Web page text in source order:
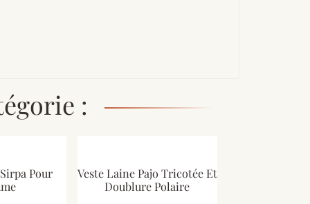
:
Pour
Veste Laine Pajo Tricotée Et
Doublure Polaire